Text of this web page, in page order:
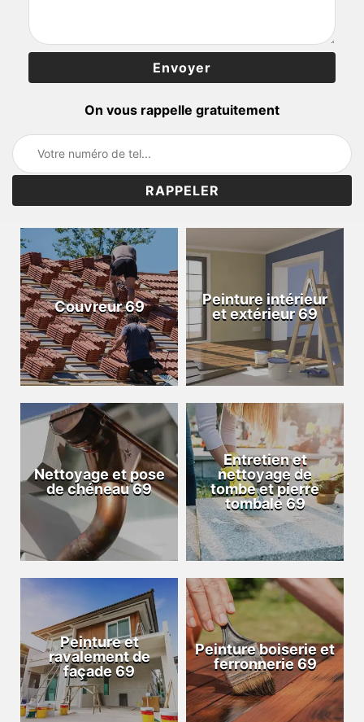
On vous rappelle gratuitement
Couvreur 69
Peinture intérieur
et extérieur 69
Nettoyage et pose
de chéneau 69
Entretien et
nettoyage de
tombe et pierre
tombale 69
Peinture et
ravalement de
façade 69
Peinture boiserie et
ferronnerie 69